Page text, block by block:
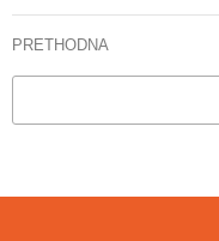
PRETHODNA